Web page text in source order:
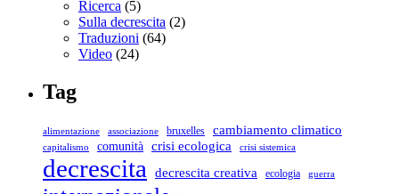
Ricerca (5)
Sulla decrescita (2)
Traduzioni (64)
Video (24)
Tag
alimentazione associazione bruxelles cambiamento climatico
capitalismo comunità crisi ecologica crisi sistemica
decrescita decrescita creativa ecologia guerra